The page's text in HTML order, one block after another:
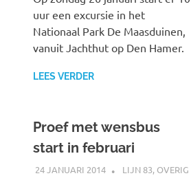
uur een excursie in het
Nationaal Park De Maasduinen,
vanuit Jachthut op Den Hamer.
LEES VERDER
Proef met wensbus
start in februari
24 JANUARI 2014 SPOORZOEKER
LIJN 83, OVERIG